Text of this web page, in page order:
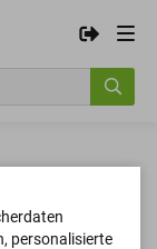
personalisierte